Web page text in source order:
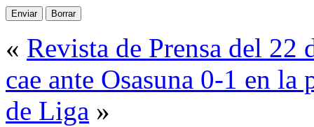
« Revista de Prensa del 22
cae ante Osasuna 0-1 en
de Liga »